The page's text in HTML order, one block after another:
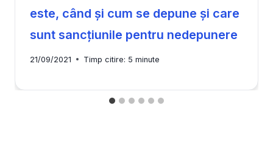
este, când și cum se depune și care
sunt sancțiunile pentru nedepunere
21/09/2021 Timp citire: 5 minute